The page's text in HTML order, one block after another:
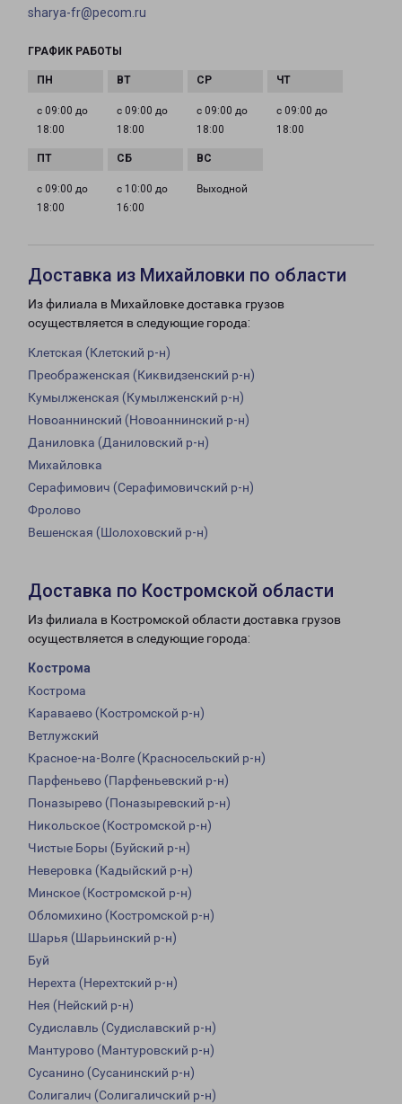
sharya-fr@pecom.ru
ГРАФИК РАБОТЫ
с 09:00 до
18:00
с 09:00 до
18:00
с 09:00 до
18:00
с 09:00 до
18:00
с 09:00 до
18:00
с 10:00 до
16:00
Выходной
Доставка из Михайловки по области
Из филиала в Михайловке доставка грузов
осуществляется в следующие города:
Клетская (Клетский р-н)
Преображенская (Киквидзенский р-н)
Кумылженская (Кумылженский р-н)
Новоаннинский (Новоаннинский р-н)
Даниловка (Даниловский р-н)
Михайловка
Серафимович (Серафимовичский р-н)
Фролово
Вешенская (Шолоховский р-н)
Доставка по Костромской области
Из филиала в Костромской области доставка грузов
осуществляется в следующие города:
Кострома
Кострома
Караваево (Костромской р-н)
Ветлужский
Красное-на-Волге (Красносельский р-н)
Парфеньево (Парфеньевский р-н)
Поназырево (Поназыревский р-н)
Никольское (Костромской р-н)
Чистые Боры (Буйский р-н)
Неверовка (Кадыйский р-н)
Минское (Костромской р-н)
Обломихино (Костромской р-н)
Шарья (Шарьинский р-н)
Буй
Нерехта (Нерехтский р-н)
Нея (Нейский р-н)
Судиславль (Судиславский р-н)
Мантурово (Мантуровский р-н)
Сусанино (Сусанинский р-н)
Солигалич (Солигаличский р-н)